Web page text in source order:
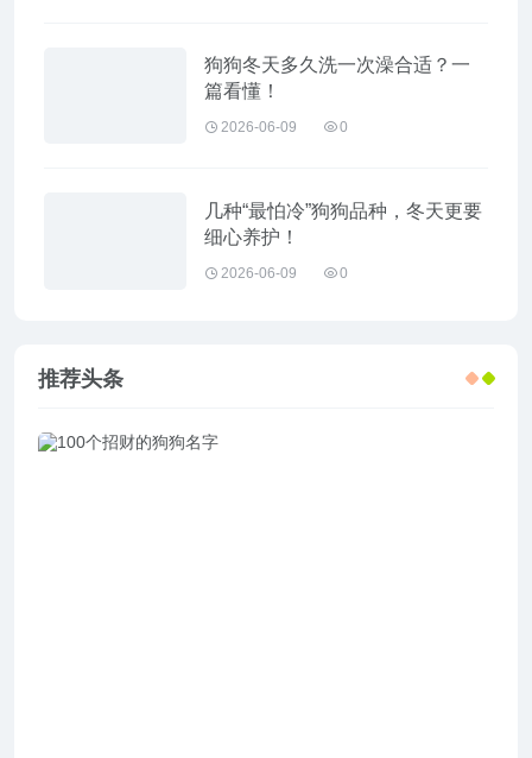
狗狗冬天多久洗一次澡合适？一
篇看懂！
2026-06-09 0
几种“最怕冷”狗狗品种，冬天更要
细心养护！
2026-06-09 0
推荐头条